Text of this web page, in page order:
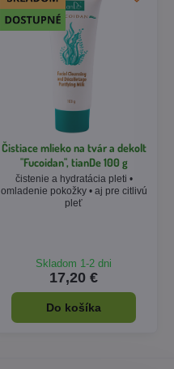
Čistiace mlieko na tvár a dekolt
"Fucoidan", tianDe 100 g
čistenie a hydratácia pleti •
omladenie pokožky • aj pre citlivú
pleť
Skladom 1-2 dni
17,20 €
Do košíka